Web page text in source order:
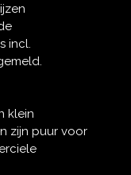
incl.
klein
zijn puur voor